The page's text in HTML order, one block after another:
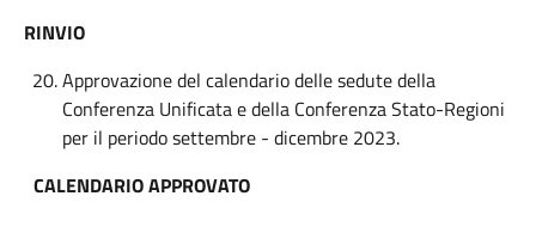
RINVIO
Approvazione del calendario delle sedute della
Conferenza Unificata e della Conferenza Stato-Regioni
per il periodo settembre - dicembre 2023.
CALENDARIO APPROVATO